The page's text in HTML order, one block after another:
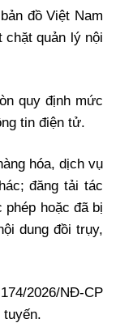
đồ Việt Nam
chặt quản lý nội
quy định mức
tin điện tử.
hóa, dịch vụ
đăng tải tác
hoặc đã bị
dung đồi trụy,
2026/NĐ-CP